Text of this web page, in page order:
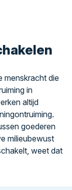
menskracht die
in
altijd
goederen
milieubewust
weet dat